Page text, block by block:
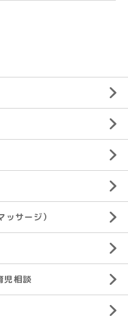
サージ）
児相談